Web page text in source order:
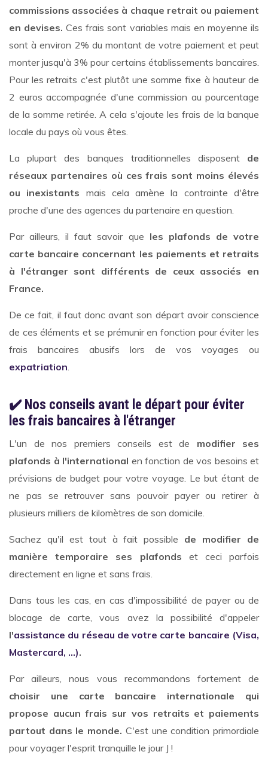
commissions associées à chaque retrait ou paiement
en devises. Ces frais sont variables mais en moyenne ils
sont à environ 2% du montant de votre paiement et peut
monter jusqu'à 3% pour certains établissements bancaires.
Pour les retraits c'est plutôt une somme fixe à hauteur de
2 euros accompagnée d'une commission au pourcentage
de la somme retirée. A cela s'ajoute les frais de la banque
locale du pays où vous êtes.
La plupart des banques traditionnelles disposent de
réseaux partenaires où ces frais sont moins élevés
ou inexistants mais cela amène la contrainte d'être
proche d'une des agences du partenaire en question.
Par ailleurs, il faut savoir que les plafonds de votre
carte bancaire concernant les paiements et retraits
à l'étranger sont différents de ceux associés en
France.
De ce fait, il faut donc avant son départ avoir conscience
de ces éléments et se prémunir en fonction pour éviter les
frais bancaires abusifs lors de vos voyages ou
expatriation.
✔️ Nos conseils avant le départ pour éviter
les frais bancaires à l'étranger
L'un de nos premiers conseils est de modifier ses
plafonds à l'international en fonction de vos besoins et
prévisions de budget pour votre voyage. Le but étant de
ne pas se retrouver sans pouvoir payer ou retirer à
plusieurs milliers de kilomètres de son domicile.
Sachez qu'il est tout à fait possible de modifier de
manière temporaire ses plafonds et ceci parfois
directement en ligne et sans frais.
Dans tous les cas, en cas d'impossibilité de payer ou de
blocage de carte, vous avez la possibilité d'appeler
l'assistance du réseau de votre carte bancaire (Visa,
Mastercard, ...).
Par ailleurs, nous vous recommandons fortement de
choisir une carte bancaire internationale qui
propose aucun frais sur vos retraits et paiements
partout dans le monde. C'est une condition primordiale
pour voyager l'esprit tranquille le jour J !